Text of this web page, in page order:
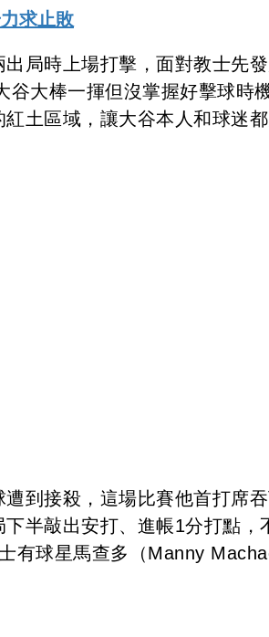
求止敗
局時上場打擊，面對教士先
大棒一揮但沒掌握好擊球時
土區域，讓大谷本人和球迷
到接殺，這場比賽他首打席
半敲出安打、進帳1分打點，
有球星馬查多（Manny